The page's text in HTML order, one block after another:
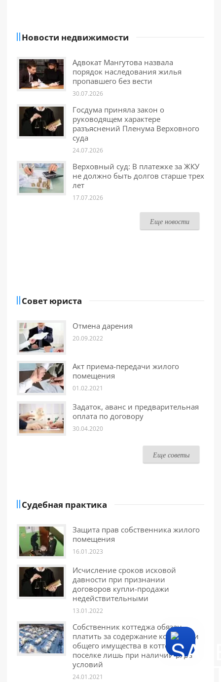
Новости недвижимости
Адвокат Мангутова назвала
порядок наследования жилья
пропавшего без вести
30.07.2026
Госдума приняла закон о
руководящем характере
разъяснений Пленума Верховного
суда
24.07.2026
Верховный суд: В платежке за ЖКУ
не должно быть долгов старше трех
лет
17.07.2026
Еще новости
Совет юриста
Отмена дарения
20.09.2022
Акт приема-передачи жилого
помещения
01.02.2021
Задаток, аванс и предварительная
оплата по договору
30.04.2020
Еще советы
Судебная практика
Защита прав собственника жилого
помещения
16.01.2023
Исчисление сроков исковой
давности при признании
договоров купли-продажи
недействительными
13.01.2022
Собственник коттеджа обязан
платить за содержание коттеджа и
общего имущества в коттеджном
поселке лишь при наличии ряда
условий
24.01.2021